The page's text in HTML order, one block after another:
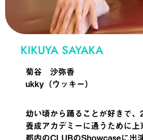
KIKUYA SAYAKA
菊谷 沙弥香
ukky（ウッキー）
幼い頃から踊ることが好きで
養成アカデミーに通うために上
都内のCLUBのShowcaseに出演